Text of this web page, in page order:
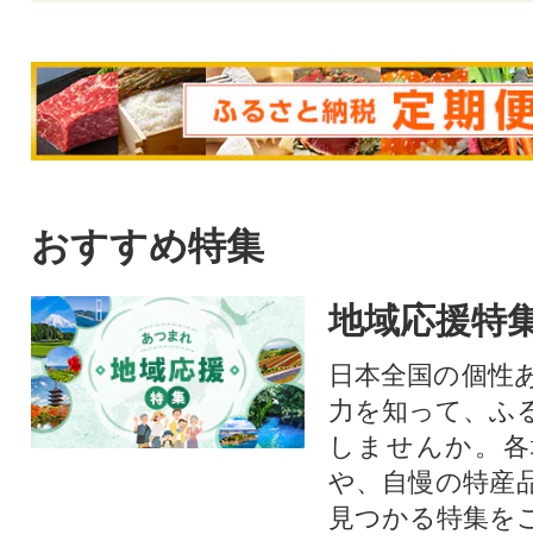
おすすめ特集
地域応援特
日本全国の個性
力を知って、ふ
しませんか。
や、自慢の特産
見つかる特集を